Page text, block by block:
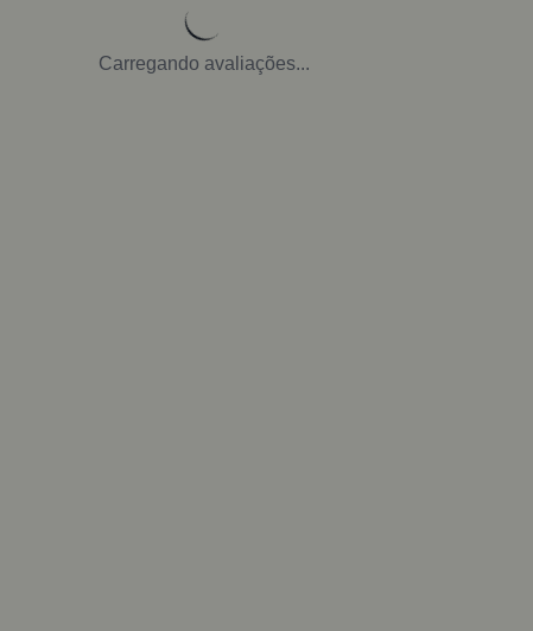
Carregando avaliações...